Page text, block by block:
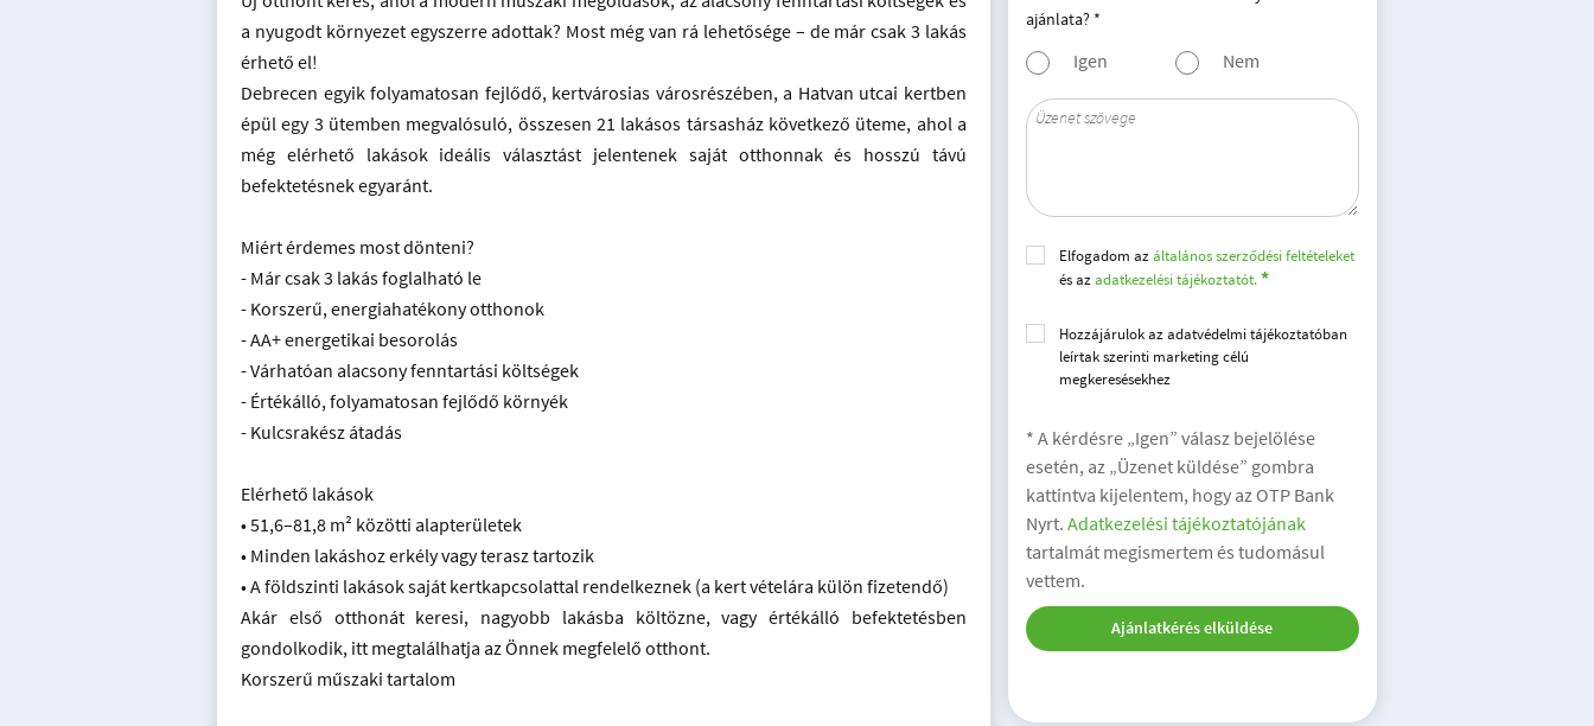
a nyugodt környezet egyszerre adottak? Most még van rá lehetősége – de már csak 3 lakás
érhető el!
Debrecen egyik folyamatosan fejlődő, kertvárosias városrészében, a Hatvan utcai kertben
épül egy 3 ütemben megvalósuló, összesen 21 lakásos társasház következő üteme, ahol a
még elérhető lakások ideális választást jelentenek saját otthonnak és hosszú távú
befektetésnek egyaránt.
Miért érdemes most dönteni?
- Már csak 3 lakás foglalható le
- Korszerű, energiahatékony otthonok
- AA+ energetikai besorolás
- Várhatóan alacsony fenntartási költségek
- Értékálló, folyamatosan fejlődő környék
- Kulcsrakész átadás
Elérhető lakások
• 51,6–81,8 m² közötti alapterületek
• Minden lakáshoz erkély vagy terasz tartozik
• A földszinti lakások saját kertkapcsolattal rendelkeznek (a kert vételára külön fizetendő)
Akár első otthonát keresi, nagyobb lakásba költözne, vagy értékálló befektetésben
gondolkodik, itt megtalálhatja az Önnek megfelelő otthont.
Korszerű műszaki tartalom
ajánlata? *
Igen Nem
Elfogadom azáltalános szerződési feltételeket
és azadatkezelési tájékoztatót.
Hozzájárulok az adatvédelmi tájékoztatóban
leírtak szerinti marketing célú
megkeresésekhez
* A kérdésre „Igen” válasz bejelölése
esetén, az „Üzenet küldése” gombra
kattintva kijelentem, hogy az OTP Bank
Nyrt. Adatkezelési tájékoztatójának
tartalmát megismertem és tudomásul
vettem.
Ajánlatkérés elküldése